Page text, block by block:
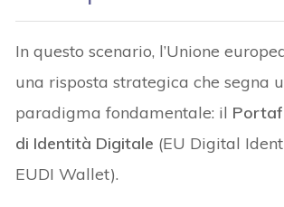
In questo scenario, l’Unione
una risposta strategica che segna
paradigma fondamentale: il
di Identità Digitale (EU Digital
EUDI Wallet).